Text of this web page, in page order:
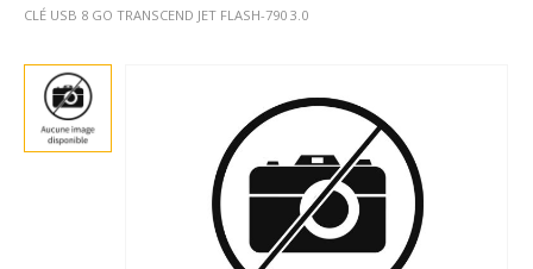
CLÉ USB 8 GO TRANSCEND JET FLASH-790 3.0